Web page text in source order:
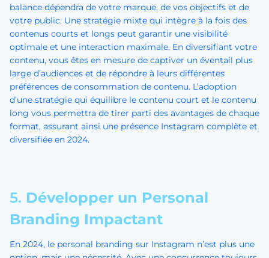
balance dépendra de votre marque, de vos objectifs et de
votre public. Une stratégie mixte qui intègre à la fois des
contenus courts et longs peut garantir une visibilité
optimale et une interaction maximale. En diversifiant votre
contenu, vous êtes en mesure de captiver un éventail plus
large d’audiences et de répondre à leurs différentes
préférences de consommation de contenu. L’adoption
d’une stratégie qui équilibre le contenu court et le contenu
long vous permettra de tirer parti des avantages de chaque
format, assurant ainsi une présence Instagram complète et
diversifiée en 2024.
5. Développer un Personal
Branding Impactant
En 2024, le personal branding sur Instagram n’est plus une